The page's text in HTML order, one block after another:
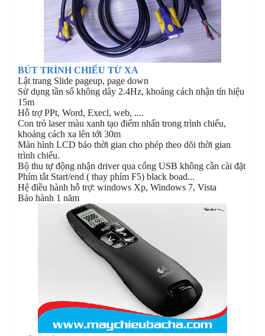
BÚT TRÌNH CHIẾU TỪ XA
Lật trang Slide pageup, page down
Sử dụng tần số không dây 2.4Hz, khoảng cách nhận tín hiệu
15m
Hỗ trợ PPt, Word, Execl, web, ....
Con trỏ laser màu xanh tạo điểm nhấn trong trình chiếu,
khoảng cách xa lên tới 30m
Màn hình LCD báo thời gian cho phép theo dõi thời gian
trình chiếu.
Bộ thu tự động nhận driver qua cổng USB không cần cài đặt
Phím tắt Start/end ( thay phím F5) black boad...
Hệ điều hành hỗ trợ: windows Xp, Windows 7, Vista
Bảo hành 1 năm